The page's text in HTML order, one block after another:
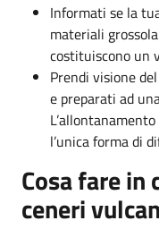
Informati se la
materiali
costituiscono un
Prendi visione
e preparati ad
l’unica forma di
Cosa fare in
ceneri